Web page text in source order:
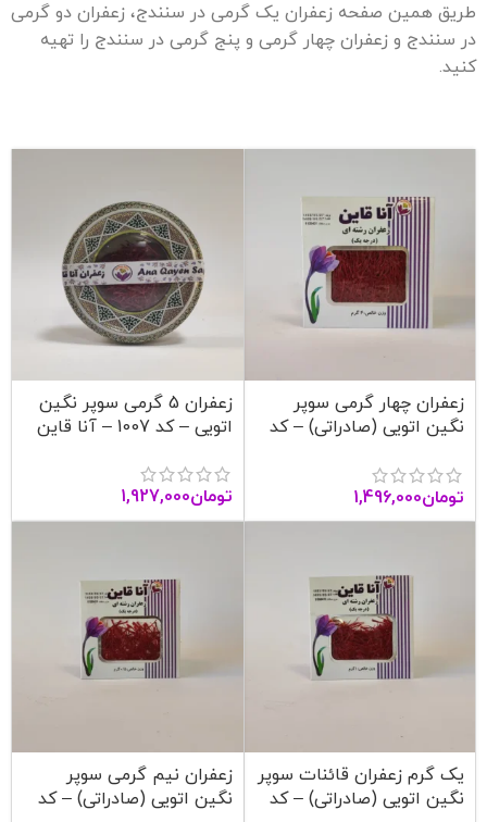
طریق همین صفحه زعفران یک گرمی در سنندج، زعفران دو گرمی
در سنندج و زعفران چهار گرمی و پنج گرمی در سنندج را تهیه
کنید.
زعفران چهار گرمی سوپر
نگین اتویی (صادراتی) – کد
تومان1,496,000
زعفران 5 گرمی سوپر نگین
اتویی – کد 1007 – آنا قاین
تومان1,927,000
یک گرم زعفران قائنات سوپر
نگین اتویی (صادراتی) – کد
زعفران نیم گرمی سوپر
نگین اتویی (صادراتی) – کد